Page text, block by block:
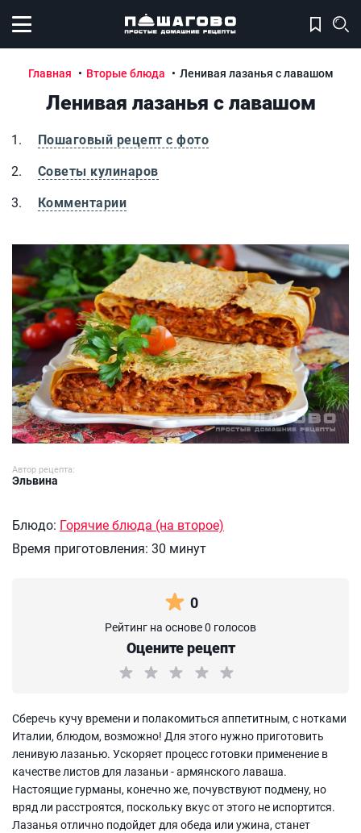
Открыть меню
Главная Вторые блюда Ленивая лазанья с лавашом
Ленивая лазанья с лавашом
Пошаговый рецепт с фото
Советы кулинаров
Комментарии
Ленивая лазанья с лавашом
Автор рецепта:
Эльвина
Блюдо: Горячие блюда (на второе)
Время приготовления: 30 минут
0
Рейтинг на основе 0 голосов
Оцените рецепт
Сберечь кучу времени и полакомиться аппетитным, с нотками
Италии, блюдом, возможно! Для этого нужно приготовить
ленивую лазанью. Ускоряет процесс готовки применение в
качестве листов для лазаньи - армянского лаваша.
Настоящие гурманы, конечно же, почувствуют подмену, но
вряд ли расстроятся, поскольку вкус от этого не испортится.
Лазанья отлично подойдет для обеда или ужина, станет